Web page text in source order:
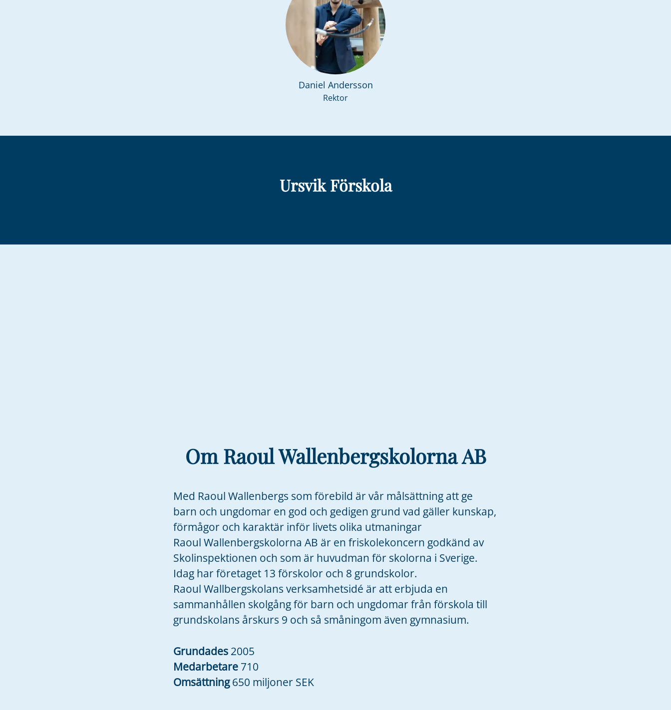
Daniel Andersson
Rektor
Ursvik Förskola
Om Raoul Wallenbergskolorna AB
Med Raoul Wallenbergs som förebild är vår målsättning att ge
barn och ungdomar en god och gedigen grund vad gäller kunskap,
förmågor och karaktär inför livets olika utmaningar
Raoul Wallenbergskolorna AB är en friskolekoncern godkänd av
Skolinspektionen och som är huvudman för skolorna i Sverige.
Idag har företaget 13 förskolor och 8 grundskolor.
Raoul Wallbergskolans verksamhetsidé är att erbjuda en
sammanhållen skolgång för barn och ungdomar från förskola till
grundskolans årskurs 9 och så småningom även gymnasium.
Grundades 2005
Medarbetare 710
Omsättning650 miljoner SEK